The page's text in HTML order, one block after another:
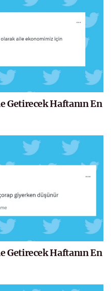
Getirecek Haftanın En
Getirecek Haftanın En